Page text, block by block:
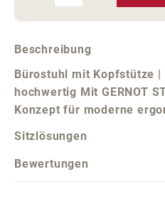
Beschreibung
Bürostuhl mit Kopfstütze |
hochwertig Mit GERNOT
Konzept für moderne
Sitzlösungen
Bewertungen